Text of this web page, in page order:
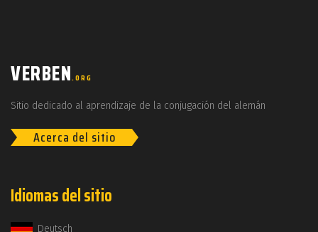
VERBEN.ORG
Sitio dedicado al aprendizaje de la conjugación del alemán
Acerca del sitio
Idiomas del sitio
Deutsch